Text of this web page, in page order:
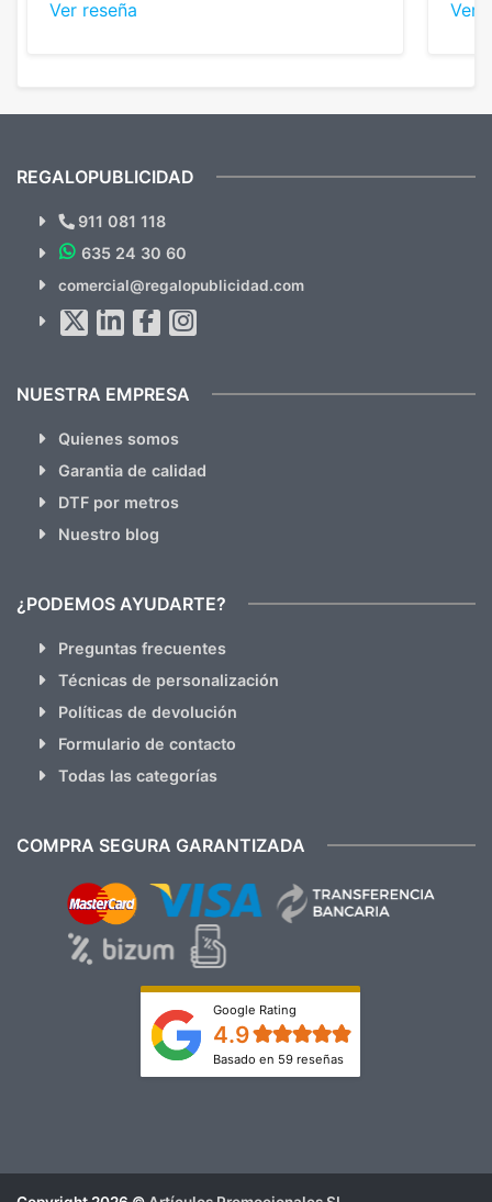
diferencia, con libretas de muy buena calidad
Ver reseña Ver
¿Quieres ver nuestras últimas
Novedades y Ofertas?
hacemos Spam)
REGALOPUBLICIDAD
911 081 118
635 24 30 60
comercial@regalopublicidad.com
NUESTRA EMPRESA
Quienes somos
Garantia de calidad
DTF por metros
Nuestro blog
¿PODEMOS AYUDARTE?
Preguntas frecuentes
Técnicas de personalización
Políticas de devolución
Formulario de contacto
Todas las categorías
COMPRA SEGURA GARANTIZADA
Google Rating
4.9
Basado en 59 reseñas